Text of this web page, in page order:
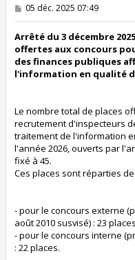
M
s
a
g
e
05 déc. 2025 07:49
Arrêté du 3 décembre
offertes aux concours
des finances publiques
l'information en qualité
Le nombre total de places
recrutement d'inspecteurs
traitement de l'information
l'année 2026, ouverts par
fixé à 45.
Ces places sont réparties
- pour le concours externe
août 2010 susvisé) : 23
- pour le concours interne
: 22 places.